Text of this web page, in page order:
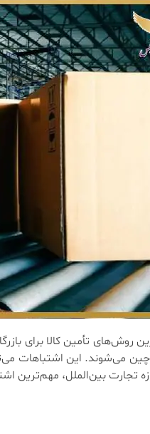
تأمین کالا برای
چین می‌شوند. این اشتباهات
تجارت بین‌الملل، مهم‌ترین